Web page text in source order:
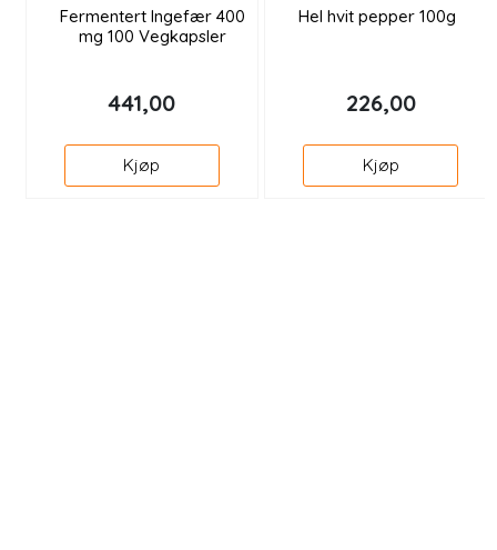
Fermentert Ingefær 400
mg 100 Vegkapsler
441,00
Kjøp
Hel hvit pepper 100g
226,00
Kjøp